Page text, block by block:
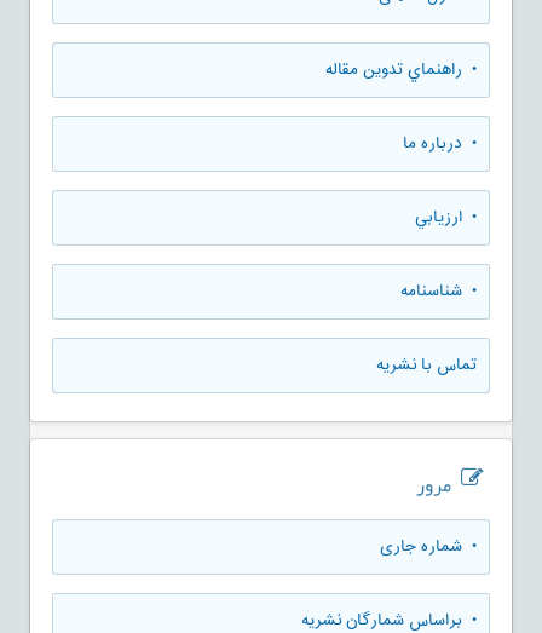
• راهنماي تدوين مقاله
• درباره ما
• ارزيابي
• شناسنامه
تماس با نشریه
مرور
• شماره جاری
• براساس شمارگان نشریه